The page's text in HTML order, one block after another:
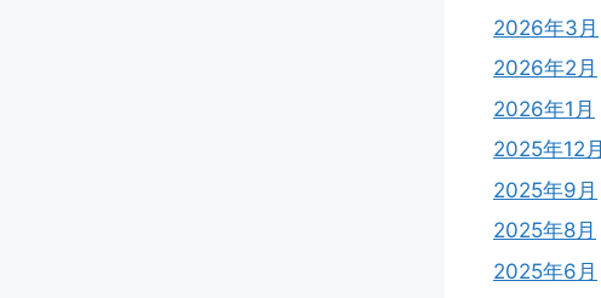
2026年3月
2026年2月
2026年1月
2025年12月
2025年9月
2025年8月
2025年6月